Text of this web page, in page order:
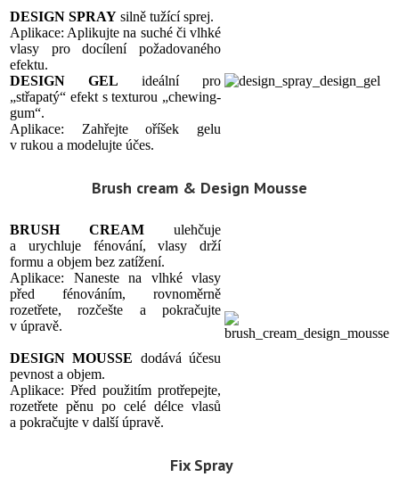
DESIGN SPRAY silně tužící sprej.
Aplikace: Aplikujte na suché či vlhké
vlasy pro docílení požadovaného
efektu.
DESIGN GEL ideální pro
„střapatý“ efekt s texturou „chewing-
gum“.
Aplikace: Zahřejte oříšek gelu
v rukou a modelujte účes.
Brush cream & Design Mousse
BRUSH CREAM ulehčuje
a urychluje fénování, vlasy drží
formu a objem bez zatížení.
Aplikace: Naneste na vlhké vlasy
před fénováním, rovnoměrně
rozetřete, rozčešte a pokračujte
v úpravě.
DESIGN MOUSSE dodává účesu
pevnost a objem.
Aplikace: Před použitím protřepejte,
rozetřete pěnu po celé délce vlasů
a pokračujte v další úpravě.
Fix Spray